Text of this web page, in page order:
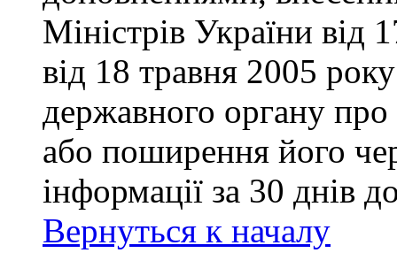
Міністрів України від
від 18 травня 2005
державного органу
або поширення його
інформації за 30 днів
Вернуться к началу